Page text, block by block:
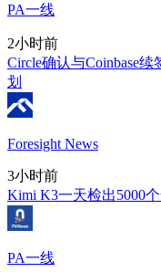
PA一线
2小时前
Circle确认与Coinbase
划
Foresight News
3小时前
Kimi K3一天检出5000
PA一线